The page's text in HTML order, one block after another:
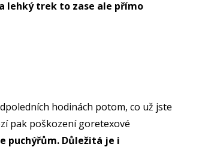
lehký trek to zase ale přímo
hodinách potom, co už jste
pak poškození goretexové
puchýřům. Důležitá je i